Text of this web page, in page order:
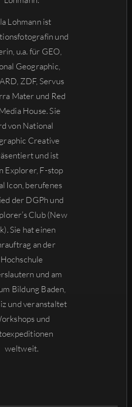
Lohmann ist
und
u.a. für GEO,
Geographic,
ZDF, Servus
Mater und Red
House. Sie
von National
Creative
und ist
Explorer, F-stop
Icon, berufenes
der DGPh und
Club (New
Sie hat einen
an der
Hochschule
und am
Bildung Baden,
und veranstaltet
und
weltweit.